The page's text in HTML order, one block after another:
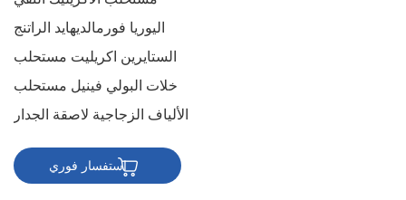
اليوريا فورمالديهايد الراتنج
الستايرين اكريليت مستحلب
خلات البولي فينيل مستحلب
الألياف الزجاجية لاصقة الجدار
استفسار فوري